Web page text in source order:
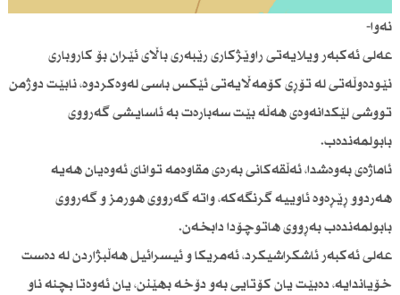
نەوا-
عەلی ئەكبەر ویلایەتی راوێژكاری رێبەری باڵای ئێران بۆ كاروباری
نێودەوڵەتی لە تۆڕی كۆمەڵایەتی ئێكس باسی لەوەكردوە، نابێت دوژمن
تووشی لێكدانەوەی هەڵە بێت سەبارەت بە ئاسایشی گەرووی
بابولمەندەب.
ئاماژەی بەوەشدا، ئەڵقەكانی بەرەی مقاوەمە توانای ئەوەیان هەیە
هەردوو ڕێڕەوە ئاوییە گرنگەكە، واتە گەرووی هورمز و گەرووی
بابولمەندەب بەڕووی هاتوچۆدا دابخەن.
عەلی ئەكبەر ئاشكراشیكرد، ئەمریكا و ئیسرائیل هەڵبژاردن لە دەست
خۆیاندایە، دەبێت یان كۆتایی بەو دۆخە بهێنن، یان ئەوەتا بچنە ناو